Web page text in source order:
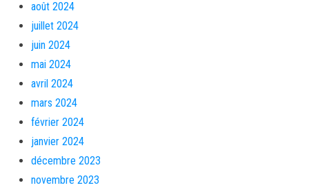
août 2024
juillet 2024
juin 2024
mai 2024
avril 2024
mars 2024
février 2024
janvier 2024
décembre 2023
novembre 2023